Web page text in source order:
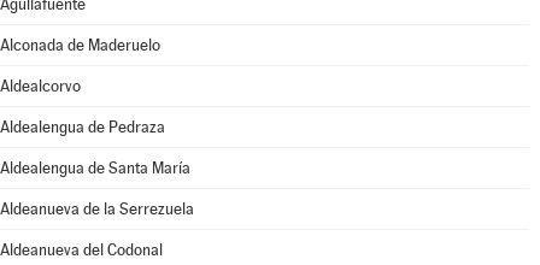
Aguilafuente
Alconada de Maderuelo
Aldealcorvo
Aldealengua de Pedraza
Aldealengua de Santa María
Aldeanueva de la Serrezuela
Aldeanueva del Codonal